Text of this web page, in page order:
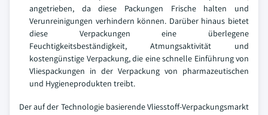
angetrieben, da diese Packungen Frische halten und
Verunreinigungen verhindern können. Darüber hinaus bietet
diese Verpackungen eine überlegene
Feuchtigkeitsbeständigkeit, Atmungsaktivität und
kostengünstige Verpackung, die eine schnelle Einführung von
Vliespackungen in der Verpackung von pharmazeutischen
und Hygieneprodukten treibt.
Der auf der Technologie basierende Vliesstoff-Verpackungsmarkt